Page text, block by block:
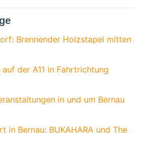
Brennender Holzstapel mitten
der A11 in Fahrtrichtung
in und um Bernau
in Bernau: BUKAHARA und The